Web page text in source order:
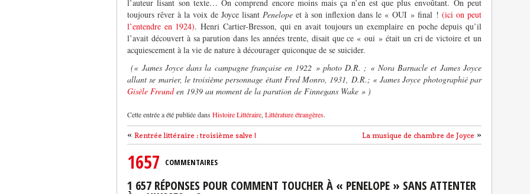
l’auteur lisant son texte… On comprend encore moins mais ça n’en est que plus envoûtant. On peut
toujours rêver à la voix de Joyce lisant Penelope et à son inflexion dans le « OUI » final ! (ici on peut
l’entendre en 1924). Henri Cartier-Bresson, qui en avait toujours un exemplaire en poche depuis qu’il
l’avait découvert à sa parution dans les années trente, disait que ce « oui » était un cri de victoire et un
acquiescement à la vie de nature à décourager quiconque de se suicider.
(« James Joyce dans la campagne française en 1922 » photo D.R. ; « Nora Barnacle et James Joyce
allant se marier, le troisième personnage étant Fred Monro, 1931, D.R.; « James Joyce photographié par
Gisèle Freunden 1939 au moment de la parution de Finnegans Wake » )
Cette entrée a été publiée dans Histoire Littéraire, Littérature étrangères.
La musique de chambre de Joyce »
« Rentrée littéraire : troisième salve !
1657 COMMENTAIRES
1 657 RÉPONSES POUR COMMENT TOUCHER À « PENELOPE » SANS ATTENTER